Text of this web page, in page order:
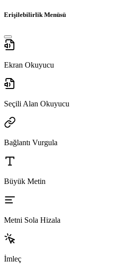
Erişilebilirlik Menüsü
Ekran Okuyucu
Seçili Alan Okuyucu
Bağlantı Vurgula
Büyük Metin
Metni Sola Hizala
İmleç